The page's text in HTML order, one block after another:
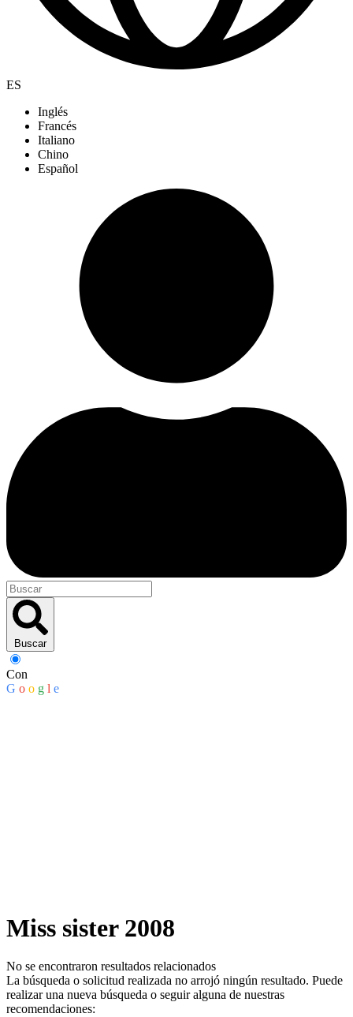
ES
Inglés
Francés
Italiano
Chino
Español
Buscar
Con
G o o g l e
Miss sister 2008
No se encontraron resultados relacionados
La búsqueda o solicitud realizada no arrojó ningún resultado. Puede
realizar una nueva búsqueda o seguir alguna de nuestras
recomendaciones: